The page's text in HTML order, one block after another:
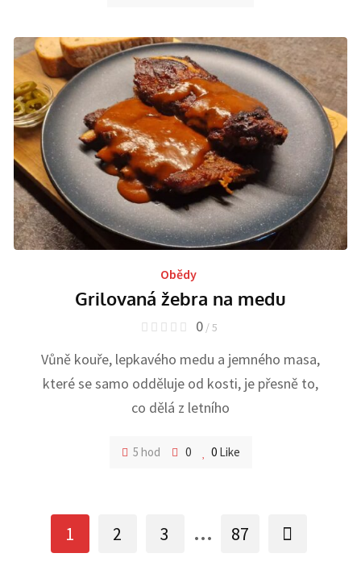
Obědy
Grilovaná žebra na medu
0 / 5
Vůně kouře, lepkavého medu a jemného masa,
které se samo odděluje od kosti, je přesně to,
co dělá z letního
5 hod 0 0Like
1 2 3 ... 87